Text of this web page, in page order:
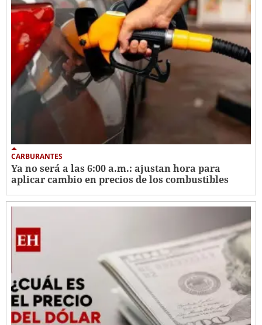
CARBURANTES
Ya no será a las 6:00 a.m.: ajustan hora para
aplicar cambio en precios de los combustibles